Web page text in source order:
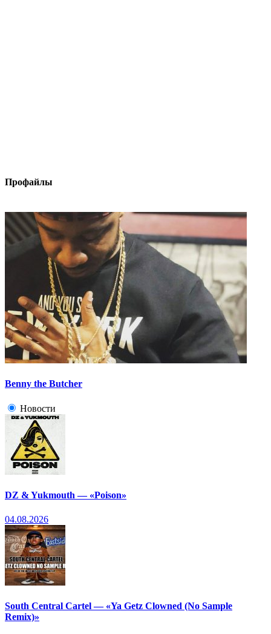
Профайлы
Benny the Butcher
Новости
DZ & Yukmouth — «Poison»
04.08.2026
South Central Cartel — «Ya Getz Clowned (No Sample
Remix)»